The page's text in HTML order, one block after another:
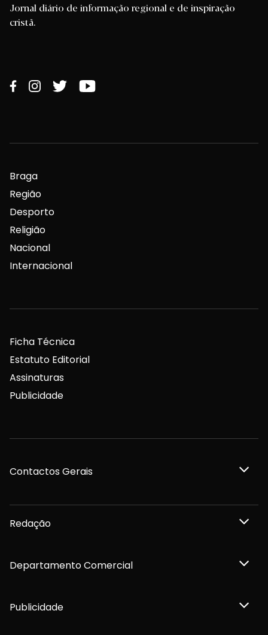
Jornal diário de informação regional e de inspiração
cristã.
Braga
Região
Desporto
Religião
Nacional
Internacional
Ficha Técnica
Estatuto Editorial
Assinaturas
Publicidade
Contactos Gerais
Redação
Departamento Comercial
Publicidade